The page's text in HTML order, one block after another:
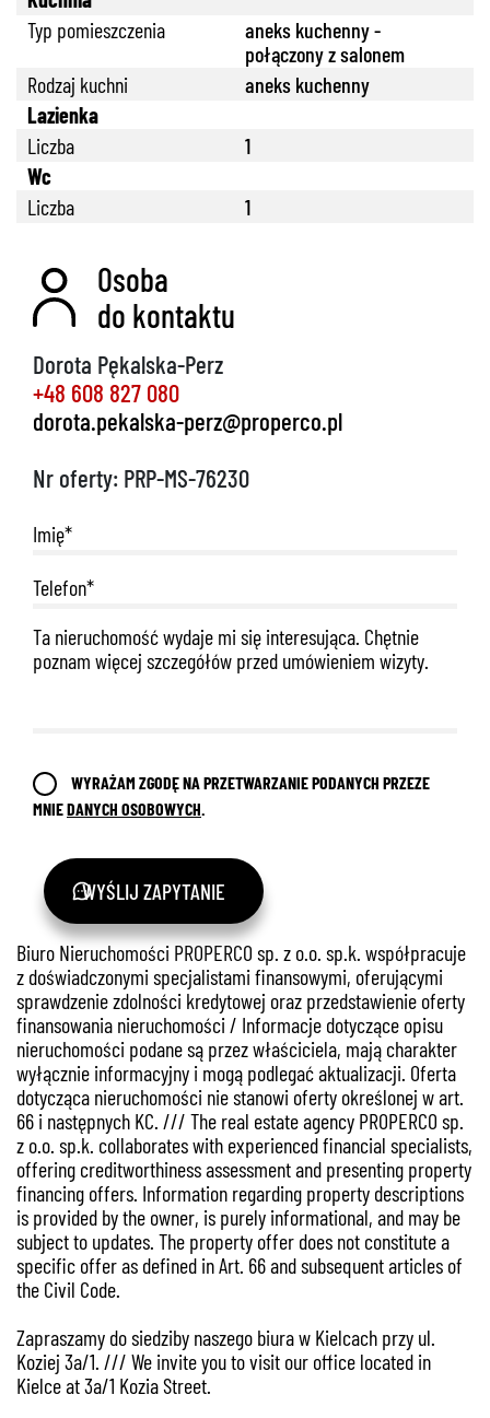
Typ pomieszczenia
aneks kuchenny -
połączony z salonem
Rodzaj kuchni
aneks kuchenny
Lazienka
Liczba
1
Wc
Liczba
1
Osoba
do kontaktu
Dorota Pękalska-Perz
+48 608 827 080
dorota.pekalska-perz@properco.pl
Nr oferty: PRP-MS-76230
WYRAŻAM ZGODĘ NA PRZETWARZANIE PODANYCH PRZEZE
MNIEDANYCH OSOBOWYCH.
WYŚLIJ ZAPYTANIE
Biuro Nieruchomości PROPERCO sp. z o.o. sp.k. współpracuje
z doświadczonymi specjalistami finansowymi, oferującymi
sprawdzenie zdolności kredytowej oraz przedstawienie oferty
finansowania nieruchomości / Informacje dotyczące opisu
nieruchomości podane są przez właściciela, mają charakter
wyłącznie informacyjny i mogą podlegać aktualizacji. Oferta
dotycząca nieruchomości nie stanowi oferty określonej w art.
66 i następnych KC. /// The real estate agency PROPERCO sp.
z o.o. sp.k. collaborates with experienced financial specialists,
offering creditworthiness assessment and presenting property
financing offers. Information regarding property descriptions
is provided by the owner, is purely informational, and may be
subject to updates. The property offer does not constitute a
specific offer as defined in Art. 66 and subsequent articles of
the Civil Code.
Zapraszamy do siedziby naszego biura w Kielcach przy ul.
Koziej 3a/1. /// We invite you to visit our office located in
Kielce at 3a/1 Kozia Street.
888 889 661
692 024 827